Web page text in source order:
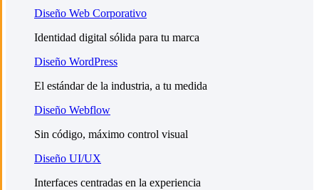
Diseño Web Corporativo
Identidad digital sólida para tu marca
Diseño WordPress
El estándar de la industria, a tu medida
Diseño Webflow
Sin código, máximo control visual
Diseño UI/UX
Interfaces centradas en la experiencia